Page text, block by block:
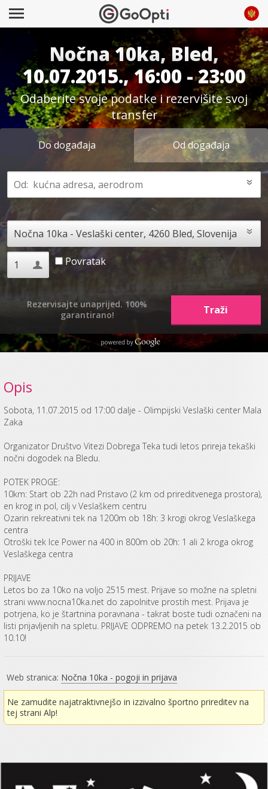
Nočna 10ka, Bled,
10.07.2015., 16:00 - 23:00
Odaberite svoje podatke i rezervišite svoj
transfer
Do događaja Od događaja
Povratak
Rezervisajte unaprijed. 100%
garantirano!
Opis
Sobota, 11.07.2015 od 17:00 dalje - Olimpijski Veslaški center Mala
Zaka
Organizator Društvo Vitezi Dobrega Teka tudi letos prireja tekaški
nočni dogodek na Bledu.
POTEK PROGE:
10km: Start ob 22h nad Pristavo (2 km od prireditvenega prostora),
en krog in pol, cilj v Veslaškem centru
Ozarin rekreativni tek na 1200m ob 18h: 3 krogi okrog Veslaškega
centra
Otroški tek Ice Power na 400 in 800m ob 20h: 1 ali 2 kroga okrog
Veslaškega centra
PRIJAVE
Letos bo za 10ko na voljo 2515 mest. Prijave so možne na spletni
strani www.nocna10ka.net do zapolnitve prostih mest. Prijava je
potrjena, ko je štartnina poravnana - takrat boste tudi označeni na
listi prijavljenih na spletu. PRIJAVE ODPREMO na petek 13.2.2015 ob
10.10!
Web stranica: Nočna 10ka - pogoji in prijava
Ne zamudite najatraktivnejšo in izzivalno športno prireditev na
tej strani Alp!